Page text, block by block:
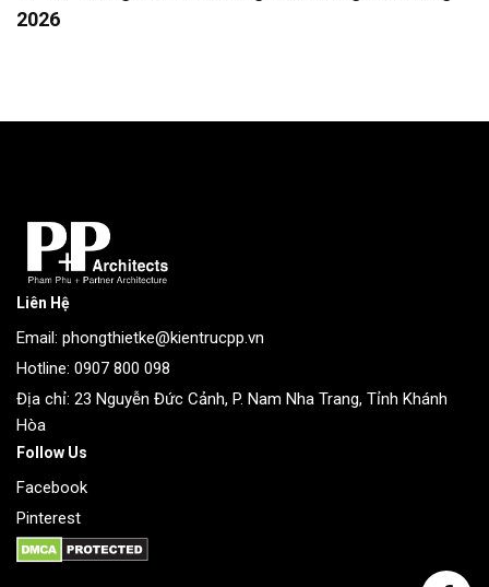
2026
Liên Hệ
Email: phongthietke@kientrucpp.vn
Hotline: 0907 800 098
Địa chỉ: 23 Nguyễn Đức Cảnh, P. Nam Nha Trang, Tỉnh Khánh
Hòa
Follow Us
Facebook
Pinterest